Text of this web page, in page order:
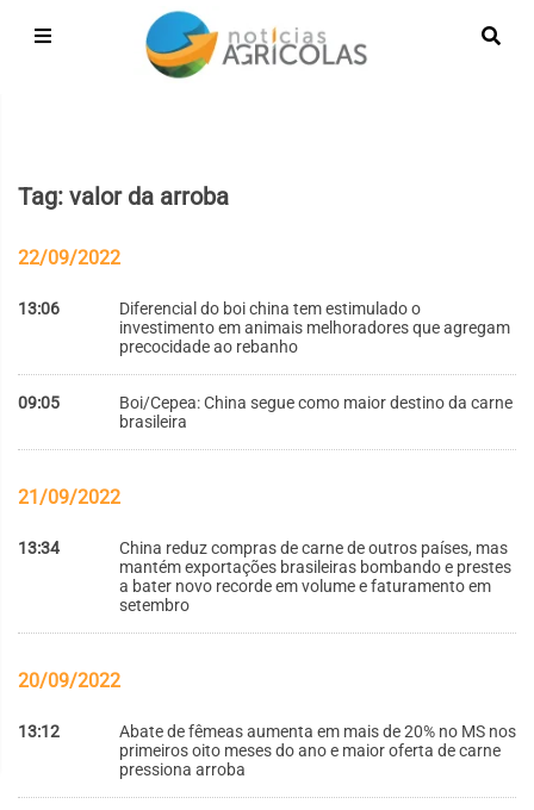
Tag: valor da arroba
22/09/2022
13:06
Diferencial do boi china tem estimulado o
investimento em animais melhoradores que agregam
precocidade ao rebanho
09:05
Boi/Cepea: China segue como maior destino da carne
brasileira
21/09/2022
13:34
China reduz compras de carne de outros países, mas
mantém exportações brasileiras bombando e prestes
a bater novo recorde em volume e faturamento em
setembro
20/09/2022
13:12
Abate de fêmeas aumenta em mais de 20% no MS nos
primeiros oito meses do ano e maior oferta de carne
pressiona arroba